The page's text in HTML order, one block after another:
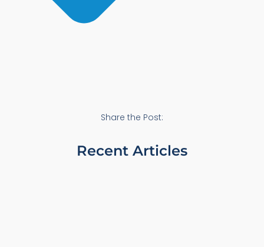
Share the Post:
Recent Articles